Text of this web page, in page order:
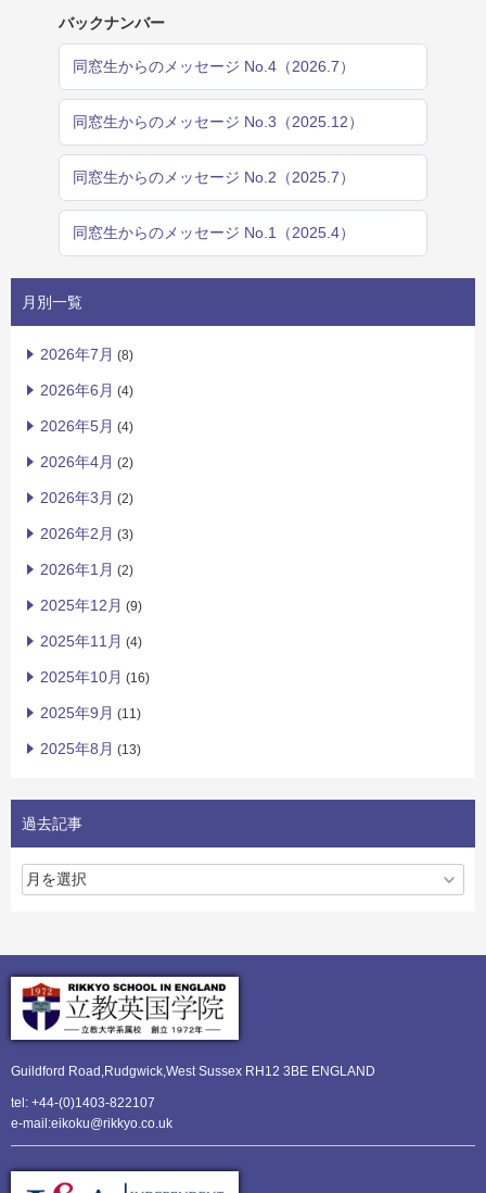
バックナンバー
同窓生からのメッセージ No.4（2026.7）
同窓生からのメッセージ No.3（2025.12）
同窓生からのメッセージ No.2（2025.7）
同窓生からのメッセージ No.1（2025.4）
月別一覧
2026年7月 (8)
2026年6月 (4)
2026年5月 (4)
2026年4月 (2)
2026年3月 (2)
2026年2月 (3)
2026年1月 (2)
2025年12月 (9)
2025年11月 (4)
2025年10月 (16)
2025年9月 (11)
2025年8月 (13)
過去記事
Guildford Road,Rudgwick,West Sussex RH12 3BE ENGLAND
tel: +44-(0)1403-822107
e-mail:eikoku@rikkyo.co.uk